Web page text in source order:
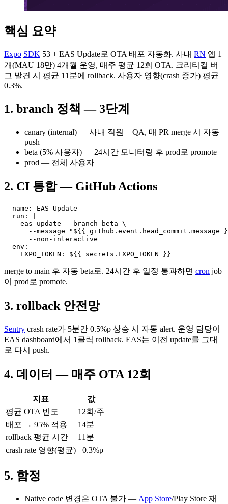
핵심 요약
Expo SDK 53 + EAS Update로 OTA 배포 자동화. 사내 RN 앱 1
개(MAU 18만) 4개월 운영, 매주 평균 12회 OTA. 크리티컬 버
그 발견 시 평균 11분에 rollback. 사용자 영향(crash 증가) 평균
0.3%.
1. branch 정책 — 3단계
canary (internal) — 사내 직원 + QA, 매 PR merge 시 자동
push
beta (5% 사용자) — 24시간 모니터링 후 prod로 promote
prod — 전체 사용자
2. CI 통합 — GitHub Actions
- name: EAS Update
  run: |
    eas update --branch beta \
--message "${{ github.event.head_commit.message
      --non-interactive
  env:
    EXPO_TOKEN: ${{ secrets.EXPO_TOKEN }}
merge to main 후 자동 beta로. 24시간 후 일정 통과하면 cron job
이 prod로 promote.
3. rollback 안전망
Sentry crash rate가 5분간 0.5%p 상승 시 자동 alert. 운영 담당이
EAS dashboard에서 1클릭 rollback. EAS는 이전 update를 그대
로 다시 push.
4. 데이터 — 매주 OTA 12회
지표
값
평균 OTA 빈도
12회/주
배포 → 95% 적용
14분
rollback 평균 시간
11분
crash rate 영향(평균) +0.3%p
5. 함정
Native code 변경은 OTA 불가 — App Store/Play Store 재